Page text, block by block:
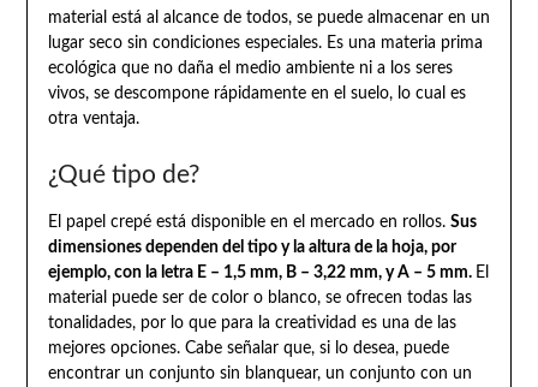
material está al alcance de todos, se puede almacenar en un
lugar seco sin condiciones especiales. Es una materia prima
ecológica que no daña el medio ambiente ni a los seres
vivos, se descompone rápidamente en el suelo, lo cual es
otra ventaja.
¿Qué tipo de?
El papel crepé está disponible en el mercado en rollos. Sus
dimensiones dependen del tipo y la altura de la hoja, por
ejemplo, con la letra E – 1,5 mm, B – 3,22 mm, y A – 5 mm. El
material puede ser de color o blanco, se ofrecen todas las
tonalidades, por lo que para la creatividad es una de las
mejores opciones. Cabe señalar que, si lo desea, puede
encontrar un conjunto sin blanquear, un conjunto con un